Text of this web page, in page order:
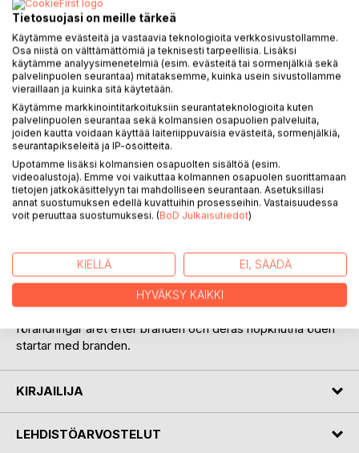
Året är 1852, sommaren är ovanligt varm och vattnet sinar i
brunnarna. Just då slarvar någon med elden, mossan fattar
eld och innan dagen är till ända har staden Wasa brunnit ner
till grunden.
Elna står på fältet utanför staden när hon noterar att den
brinner, en brand som skulle förändra hennes liv totalt.
Färden genom den brinnande staden etsar sig fast i hennes
minne trots att klarar hon sig helskinnad ur det brinnande
helvetet. Amalia sitter och speglar sig när pigan avbryter
henne abrupt. Hon tar med sig sin faster och de flyr hals
över huvud ut ur staden. Alfred och hans familj i byn Runsor
utanför stadsgränsen tar varmhjärtat emot de flyende när
Uppbyggnaden av staden tar länge och det är mycket
politik involverat innan några beslut tas. Invånarna lever i en
stad utan stad en lång tid och utmaningarna är många.
Elna, Amalia och Alfred går alla tre genom stora
förändringar året efter branden och deras hopknutna öden
startar med branden.
KIRJAILIJA
LEHDISTÖARVOSTELUT
Tietosuojasi on meille tärkeä
Käytämme evästeitä ja vastaavia teknologioita verkkosivustollamme.
Osa niistä on välttämättömiä ja teknisesti tarpeellisia. Lisäksi
käytämme analyysimenetelmiä (esim. evästeitä tai sormenjälkiä sekä
palvelinpuolen seurantaa) mitataksemme, kuinka usein sivustollamme
vieraillaan ja kuinka sitä käytetään.
Käytämme markkinointitarkoituksiin seurantateknologioita kuten
palvelinpuolen seurantaa sekä kolmansien osapuolien palveluita,
joiden kautta voidaan käyttää laiteriippuvaisia evästeitä, sormenjälkiä,
seurantapikseleitä ja IP-osoitteita.
Upotamme lisäksi kolmansien osapuolten sisältöä (esim.
videoalustoja). Emme voi vaikuttaa kolmannen osapuolen suorittamaan
tietojen jatkokäsittelyyn tai mahdolliseen seurantaan. Asetuksillasi
annat suostumuksen edellä kuvattuihin prosesseihin. Vastaisuudessa
voit peruuttaa suostumuksesi. (BoD Julkaisutiedot)
KIELLÄ EI, SÄÄDÄ
HYVÄKSY KAIKKI